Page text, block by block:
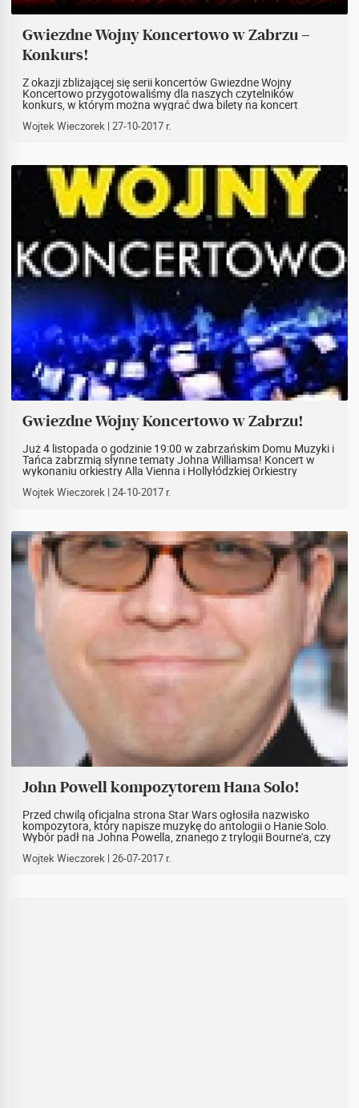
Gwiezdne Wojny Koncertowo w Zabrzu –
Konkurs!
Z okazji zbliżającej się serii koncertów Gwiezdne Wojny
Koncertowo przygotowaliśmy dla naszych czytelników
konkurs, w którym można wygrać dwa bilety na koncert
Wojtek Wieczorek | 27-10-2017 r.
Gwiezdne Wojny Koncertowo w Zabrzu!
Już 4 listopada o godzinie 19:00 w zabrzańskim Domu Muzyki i
Tańca zabrzmią słynne tematy Johna Williamsa! Koncert w
wykonaniu orkiestry Alla Vienna i Hollyłódzkiej Orkiestry
uświetniony wizualizacjami i show świetlnym. Ponadto przed
Wojtek Wieczorek | 24-10-2017 r.
John Powell kompozytorem Hana Solo!
Przed chwilą oficjalna strona Star Wars ogłosiła nazwisko
kompozytora, który napisze muzykę do antologii o Hanie Solo.
Wybór padł na Johna Powella, znanego z trylogii Bourne'a, czy
Wojtek Wieczorek | 26-07-2017 r.